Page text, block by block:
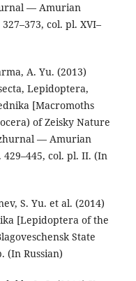
— Amurian
col. pl. XVI–
A. Yu. (2013)
Lepidoptera,
[Macromoths
of Zeisky Nature
— Amurian
429–445, col. pl. II. (In
S. Yu. et al. (2014)
[Lepidoptera of the
State
(In Russian)